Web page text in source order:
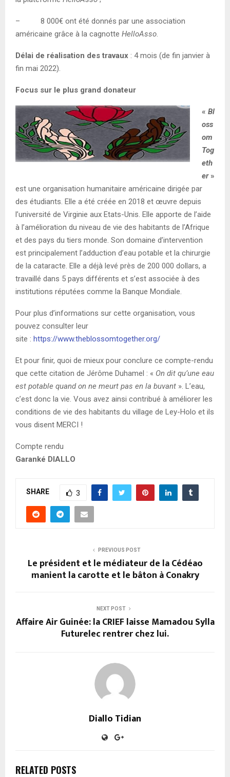
– 8 000€ ont été donnés par une association
américaine grâce à la cagnotte HelloAsso
Délai de réalisation des travaux : 4 mois (de fin janvier à
fin mai 2022).
Focus sur le plus grand donateur
« Bl
oss
om
Tog
eth
er»
est une organisation humanitaire américaine dirigée par
des étudiants. Elle a été créée en 2018 et œuvre depuis
l’université de Virginie aux Etats-Unis. Elle apporte de l’aide
à l’amélioration du niveau de vie des habitants de l’Afrique
et des pays du tiers monde. Son domaine d’intervention
est principalement l’adduction d’eau potable et la chirurgie
de la cataracte. Elle a déjà levé près de 200 000 dollars, a
travaillé dans 5 pays différents et s’est associée à des
institutions réputées comme la Banque Mondiale.
Pour plus d’informations sur cette organisation, vous
pouvez consulter leur
site : https://www.theblossomtogether.org/
Et pour finir, quoi de mieux pour conclure ce compte-rendu
que cette citation de Jérôme Duhamel : « On dit qu’une eau
est potable quand on ne meurt pas en la buvant ». L’eau,
c’est donc la vie. Vous avez ainsi contribué à améliorer les
conditions de vie des habitants du village de Ley-Holo et ils
vous disent MERCI !
Compte rendu
Garanké DIALLO
SHARE 3
PREVIOUS POST
Le président et le médiateur de la Cédéao
manient la carotte et le bâton à Conakry
NEXT POST
Affaire Air Guinée: la CRIEF laisse Mamadou Sylla
Futurelec rentrer chez lui.
Diallo Tidian
RELATED POSTS